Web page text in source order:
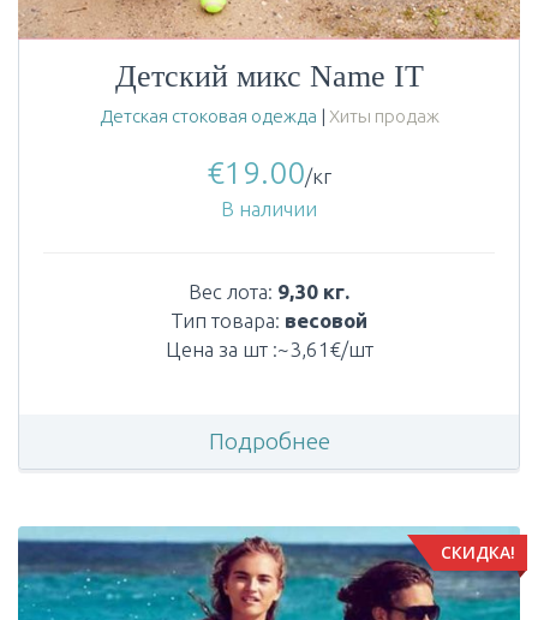
Детский микс Name IT
Детская стоковая одежда | Хиты продаж
€19.00/кг
В наличии
Вес лота: 9,30 кг.
Тип товара: весовой
Цена за шт :~3,61€/шт
Подробнее
СКИДКА!